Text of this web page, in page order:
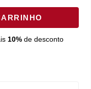
10%de desconto